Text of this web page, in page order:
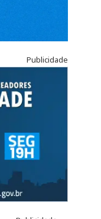
Publicidade